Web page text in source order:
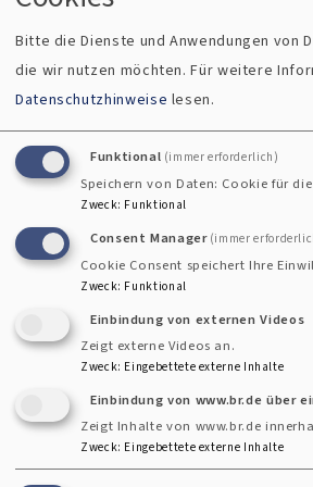
Posaunenchor der Apostelkirche,
und Gestaltung der Gottesdienste
den Kinder- und Jugendchor. Ebenso
und Organisation der Konzerte und
Verantwortung.
Als Dekanatskantorin ist sie
Mitte/Nord/West des Dekanats
Bitte die Dienste und Anwendungen von
die wir nutzen möchten.Für weitere
Datenschutzhinweise lesen.
Funktional (immer erforderlich)
Speichern von Daten: Cookie für
Zweck: Funktional
Consent Manager (immer
Cookie Consent speichert Ihre
Zweck: Funktional
Einbindung von externen Videos
Zeigt externe Videos an.
Zweck: Eingebettete externe Inhalte
Einbindung von www.br.de über
Zeigt Inhalte von www.br.de
Zweck: Eingebettete externe Inhalte